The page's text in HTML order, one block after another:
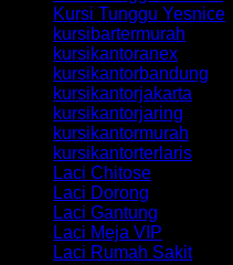
Kursi Tunggu Yesnice
kursibartermurah
kursikantoranex
kursikantorbandung
kursikantorjakarta
kursikantorjaring
kursikantormurah
kursikantorterlaris
Laci Chitose
Laci Dorong
Laci Gantung
Laci Meja VIP
Laci Rumah Sakit